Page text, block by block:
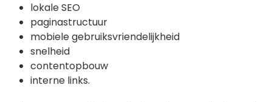
lokale SEO
paginastructuur
mobiele gebruiksvriendelijkheid
snelheid
contentopbouw
interne links.